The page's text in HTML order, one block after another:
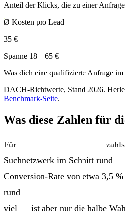
Anteil der Klicks, die zu einer
Ø Kosten pro Lead
35 €
Spanne 18 – 65 €
Was dich eine qualifizierte Anfrage im
DACH-Richtwerte, Stand 2026.
Benchmark-Seite.
Was diese Zahlen für
Für
Suchnetzwerk im Schnitt rund
Conversion-Rate von etwa 3,5
rund
viel — ist aber nur die halbe